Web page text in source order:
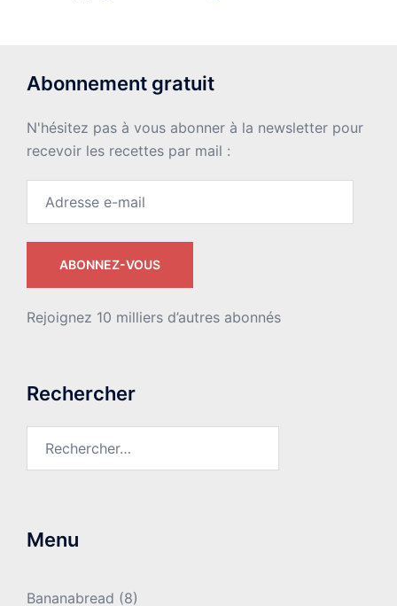
Abonnement gratuit
N'hésitez pas à vous abonner à la newsletter pour
recevoir les recettes par mail :
ABONNEZ-VOUS
Rejoignez 10 milliers d’autres abonnés
Rechercher
Menu
Bananabread (8)